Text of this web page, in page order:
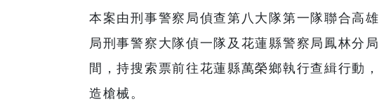
本案由刑事警察局偵查第八大隊第一隊聯合高
局刑事警察大隊偵一隊及花蓮縣警察局鳳林分
間，持搜索票前往花蓮縣萬榮鄉執行查緝行動
造槍械。